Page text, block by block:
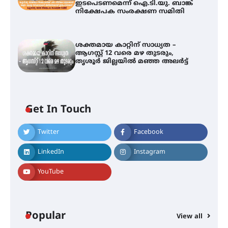
ഇടപെടണമെന്ന് ഐ.ടി.യു. ബാങ്ക്
നിക്ഷേപക സംരക്ഷണ സമിതി
ശക്തമായ കാറ്റിന് സാധ്യത –
ആഗസ്റ്റ് 12 വരെ മഴ തുടരും,
തൃശൂർ ജില്ലയിൽ മഞ്ഞ അലർട്ട്
Get In Touch
Twitter Facebook
LinkedIn Instagram
YouTube
Popular View all
തിരനോട്ടം ‘അരങ്ങ് 2026’ ഉണർന്നു
ഐ.ടി.യു. ബാങ്കിലെ
നിക്ഷേപകർക്ക് പണം തിരികെ
നിക്ഷേപക സംരക്ഷണ സമിതി